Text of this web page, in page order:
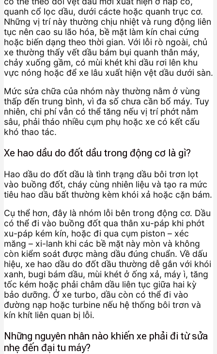
quanh cổ lọc dầu, dưới cácte hoặc quanh trục cơ.
Những vị trí này thường chịu nhiệt và rung động liên
tục nên cao su lão hóa, bề mặt làm kín chai cứng
hoặc biến dạng theo thời gian. Với lỗi rò ngoài, chủ
xe thường thấy vết dầu bám bụi quanh thân máy,
chảy xuống gầm, có mùi khét khi dầu rơi lên khu
vực nóng hoặc để xe lâu xuất hiện vệt dầu dưới sàn.
Mức sửa chữa của nhóm này thường nằm ở vùng
thấp đến trung bình, vì đa số chưa cần bổ máy. Tuy
nhiên, chi phí vẫn có thể tăng nếu vị trí phớt nằm
sâu, phải tháo nhiều cụm phụ hoặc xe có kết cấu
khó thao tác.
Xe hao dầu do đốt dầu trong động cơ là gì?
Hao dầu do đốt dầu là tình trạng dầu bôi trơn lọt
vào buồng đốt, cháy cùng nhiên liệu và tạo ra mức
tiêu hao dầu bất thường kèm khói xả hoặc cặn bám.
Cụ thể hơn, đây là nhóm lỗi bên trong động cơ. Dầu
có thể đi vào buồng đốt qua thân xu-páp khi phớt
xu-páp kém kín, hoặc đi qua cụm piston – xéc
măng – xi-lanh khi các bề mặt này mòn và không
còn kiểm soát được màng dầu đúng chuẩn. Về dấu
hiệu, xe hao dầu do đốt dầu thường dễ gắn với khói
xanh, bugi bám dầu, mùi khét ở ống xả, máy ì, tăng
tốc kém hoặc phải châm dầu liên tục giữa hai kỳ
bảo dưỡng. Ở xe turbo, dầu còn có thể đi vào
đường nạp hoặc turbine nếu hệ thống bôi trơn và
kín khít liên quan bị lỗi.
Những nguyên nhân nào khiến xe phải đi từ sửa
nhẹ đến đại tu máy?